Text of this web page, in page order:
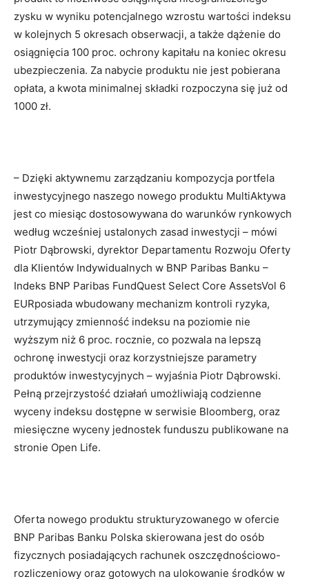
zysku w wyniku potencjalnego wzrostu wartości indeksu
w kolejnych 5 okresach obserwacji, a także dążenie do
osiągnięcia 100 proc. ochrony kapitału na koniec okresu
ubezpieczenia. Za nabycie produktu nie jest pobierana
opłata, a kwota minimalnej składki rozpoczyna się już od
1000 zł.
– Dzięki aktywnemu zarządzaniu kompozycja portfela
inwestycyjnego naszego nowego produktu MultiAktywa
jest co miesiąc dostosowywana do warunków rynkowych
według wcześniej ustalonych zasad inwestycji – mówi
Piotr Dąbrowski, dyrektor Departamentu Rozwoju Oferty
dla Klientów Indywidualnych w BNP Paribas Banku –
Indeks BNP Paribas FundQuest Select Core AssetsVol 6
EURposiada wbudowany mechanizm kontroli ryzyka,
utrzymujący zmienność indeksu na poziomie nie
wyższym niż 6 proc. rocznie, co pozwala na lepszą
ochronę inwestycji oraz korzystniejsze parametry
produktów inwestycyjnych – wyjaśnia Piotr Dąbrowski.
Pełną przejrzystość działań umożliwiają codzienne
wyceny indeksu dostępne w serwisie Bloomberg, oraz
miesięczne wyceny jednostek funduszu publikowane na
stronie Open Life.
Oferta nowego produktu strukturyzowanego w ofercie
BNP Paribas Banku Polska skierowana jest do osób
fizycznych posiadających rachunek oszczędnościowo-
rozliczeniowy oraz gotowych na ulokowanie środków w